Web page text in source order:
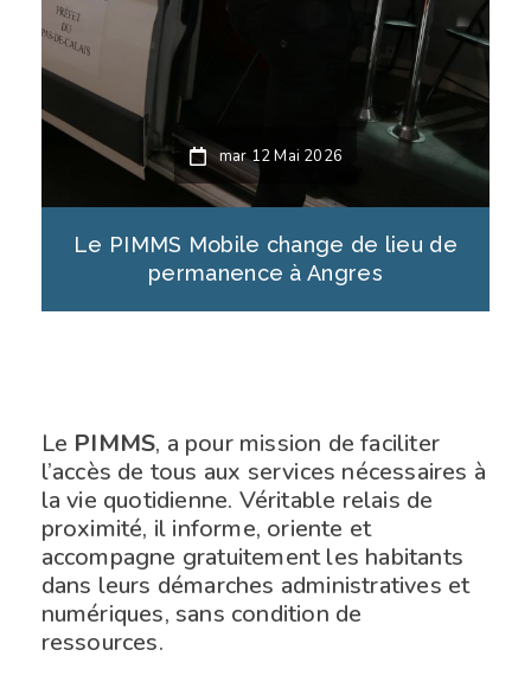
mar 12 Mai 2026
Le PIMMS Mobile change de lieu de
permanence à Angres
Le PIMMS, a pour mission de faciliter
l’accès de tous aux services nécessaires à
la vie quotidienne. Véritable relais de
proximité, il informe, oriente et
accompagne gratuitement les habitants
dans leurs démarches administratives et
numériques, sans condition de
ressources.